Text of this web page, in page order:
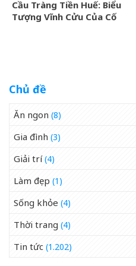
Cầu Tràng Tiền Huế: Biểu
Tượng Vĩnh Cửu Của Cố
Chủ đề
Ăn ngon (8)
Gia đình (3)
Giải trí(4)
Làm đẹp (1)
Sống khỏe (4)
Thời trang (4)
Tin tức (1.202)